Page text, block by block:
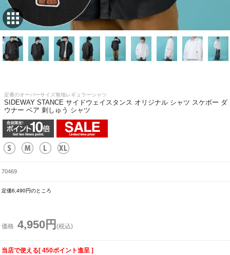
定番のオーバーサイズ無地レギュラーシャツ
SIDEWAY STANCE サイドウェイスタンス オリジナル シャツ スケボー ダ
ウナー ベア 刺しゅう シャツ
70469
定価6,490円のところ
価格 4,950円 (税込)
当店で使える[ 450ポイント進呈 ]